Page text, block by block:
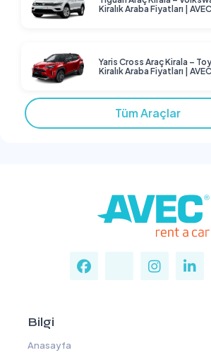
Kiralık Araba Fiyatları |
Yaris Cross Araç Kirala –
Kiralık Araba Fiyatları |
Tüm Araçlar
Bilgi
Anasayfa